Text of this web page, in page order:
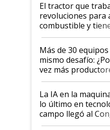
El tractor que
revoluciones para
combustible y
que parece una
lo último en el
disponible en
Más de 30
mismo desafío:
vez más
incorporan
tierra?
La IA en la
lo último en
campo llegó al
Aapresid 2026